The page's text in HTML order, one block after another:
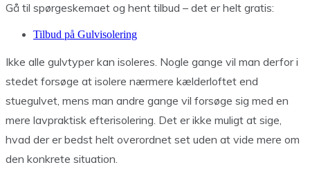
Gå til spørgeskemaet og hent tilbud – det er helt gratis:
Tilbud på Gulvisolering
Ikke alle gulvtyper kan isoleres. Nogle gange vil man derfor i
stedet forsøge at isolere nærmere kælderloftet end
stuegulvet, mens man andre gange vil forsøge sig med en
mere lavpraktisk efterisolering. Det er ikke muligt at sige,
hvad der er bedst helt overordnet set uden at vide mere om
den konkrete situation.